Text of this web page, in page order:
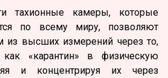
тахионные камеры, которые
по всему миру, позволяют
из высших измерений через то,
«карантин» в физическую
и концентрируя их через